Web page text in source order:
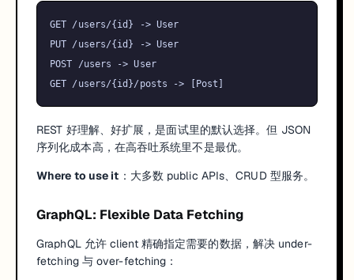
GET /users/{id} -> User
PUT /users/{id} -> User
POST /users -> User
REST 好理解、好扩展，是面试里的默认选择。但 JSON
序列化成本高，在高吞吐系统里不是最优。
Where to use it ：大多数 public APIs、CRUD 型服务。
GraphQL: Flexible Data Fetching
GraphQL 允许 client 精确指定需要的数据，解决 under-
fetching 与 over-fetching：